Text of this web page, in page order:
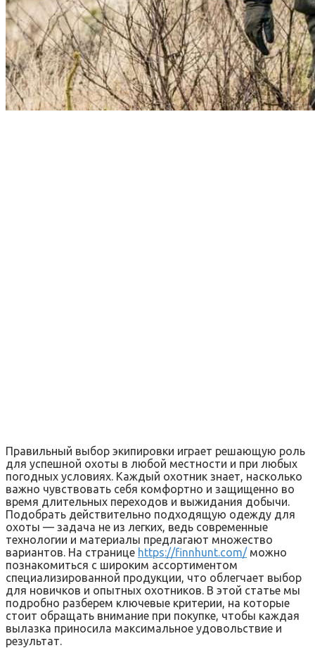
Правильный выбор экипировки играет решающую роль
для успешной охоты в любой местности и при любых
погодных условиях. Каждый охотник знает, насколько
важно чувствовать себя комфортно и защищенно во
время длительных переходов и выжидания добычи.
Подобрать действительно подходящую одежду для
охоты — задача не из легких, ведь современные
технологии и материалы предлагают множество
вариантов. На странице https://finnhunt.com/можно
познакомиться с широким ассортиментом
специализированной продукции, что облегчает выбор
для новичков и опытных охотников. В этой статье мы
подробно разберем ключевые критерии, на которые
стоит обращать внимание при покупке, чтобы каждая
вылазка приносила максимальное удовольствие и
результат.